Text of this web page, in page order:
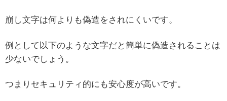
崩し文字は何よりも偽造をされにくいです。
例として以下のような文字だと簡単に偽造されることは
少ないでしょう。
つまりセキュリティ的にも安心度が高いです。